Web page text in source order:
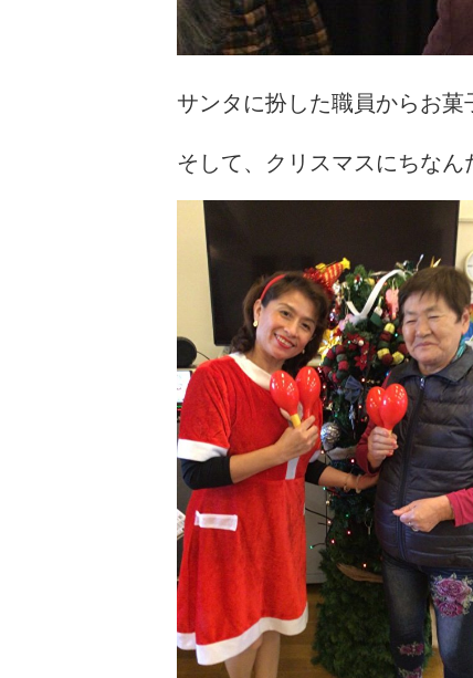
サンタに扮した職員からお菓
そして、クリスマスにちな